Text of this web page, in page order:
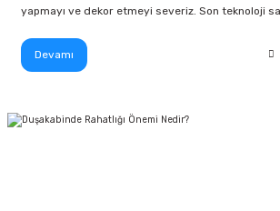
yapmayı ve dekor etmeyi severiz. Son teknoloji
Devamı